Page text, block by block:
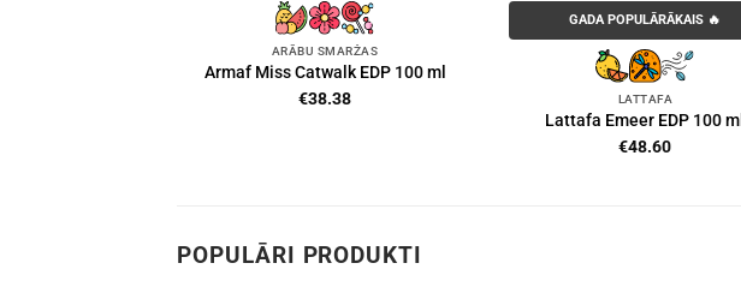
ARĀBU SMARŽAS
Armaf Miss Catwalk EDP 100 ml
€38.38
GADA POPULĀRĀKAIS 🔥
LATTAFA
Lattafa Emeer EDP 100 ml
€48.60
POPULĀRI PRODUKTI